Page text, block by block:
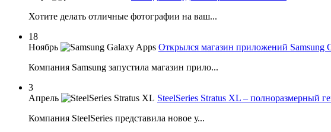
Хотите делать отличные фотографии на ваш...
18
Ноябрь
Открылся магазин приложений Samsung
Компания Samsung запустила магазин прило...
3
Апрель
SteelSeries Stratus XL – полноразмерный
Компания SteelSeries представила новое у...